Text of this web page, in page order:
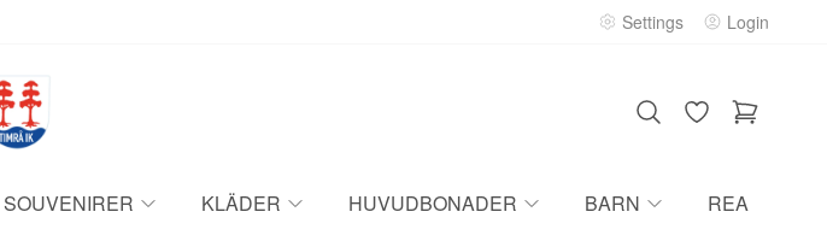
Settings Login
SOUVENIRER KLÄDER HUVUDBONADER BARN REA